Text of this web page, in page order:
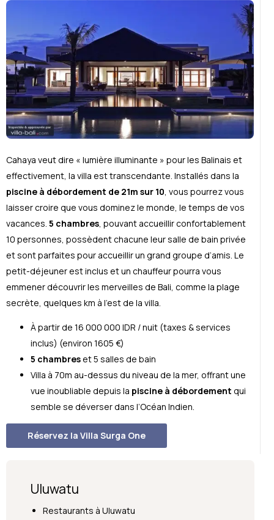
Cahaya veut dire « lumière illuminante » pour les Balinais et
effectivement, la villa est transcendante. Installés dans la
piscine à débordement de 21m sur 10, vous pourrez vous
laisser croire que vous dominez le monde, le temps de vos
vacances. 5 chambres, pouvant accueillir confortablement
10 personnes, possèdent chacune leur salle de bain privée
et sont parfaites pour accueillir un grand groupe d’amis. Le
petit-déjeuner est inclus et un chauffeur pourra vous
emmener découvrir les merveilles de Bali, comme la plage
secrète, quelques km à l’est de la villa.
À partir de 16 000 000 IDR / nuit (taxes & services
inclus) (environ 1605 €)
5 chambreset 5 salles de bain
Villa à 70m au-dessus du niveau de la mer, offrant une
vue inoubliable depuis la piscine à débordement qui
semble se déverser dans l’Océan Indien.
Réservez la Villa Surga One
Uluwatu
Restaurants à Uluwatu